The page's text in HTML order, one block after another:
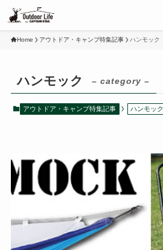
Home アウトドア・キャンプ特集記事 ハンモック
ハンモック – category –
アウトドア・キャンプ特集記事 ハンモック